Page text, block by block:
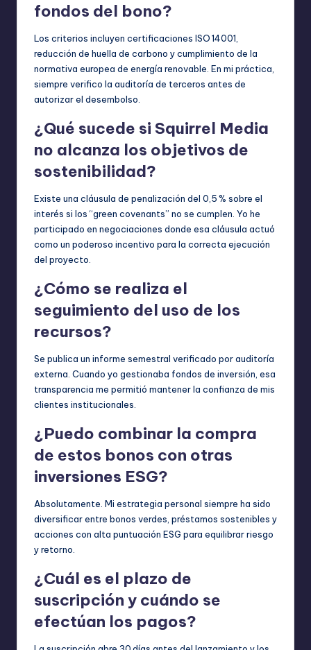
fondos del bono?
Los criterios incluyen certificaciones ISO 14001,
reducción de huella de carbono y cumplimiento de la
normativa europea de energía renovable. En mi práctica,
siempre verifico la auditoría de terceros antes de
autorizar el desembolso.
¿Qué sucede si Squirrel Media
no alcanza los objetivos de
sostenibilidad?
Existe una cláusula de penalización del 0,5 % sobre el
interés si los “green covenants” no se cumplen. Yo he
participado en negociaciones donde esa cláusula actuó
como un poderoso incentivo para la correcta ejecución
del proyecto.
¿Cómo se realiza el
seguimiento del uso de los
recursos?
Se publica un informe semestral verificado por auditoría
externa. Cuando yo gestionaba fondos de inversión, esa
transparencia me permitió mantener la confianza de mis
clientes institucionales.
¿Puedo combinar la compra
de estos bonos con otras
inversiones ESG?
Absolutamente. Mi estrategia personal siempre ha sido
diversificar entre bonos verdes, préstamos sostenibles y
acciones con alta puntuación ESG para equilibrar riesgo
y retorno.
¿Cuál es el plazo de
suscripción y cuándo se
efectúan los pagos?